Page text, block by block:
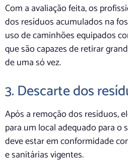
Com a avaliação feita, os
dos resíduos acumulados na
uso de caminhões equipados
que são capazes de retirar
de uma só vez.
3. Descarte dos
Após a remoção dos resíduos,
para um local adequado para o
deve estar em conformidade
e sanitárias vigentes.